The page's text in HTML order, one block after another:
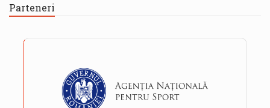
Parteneri